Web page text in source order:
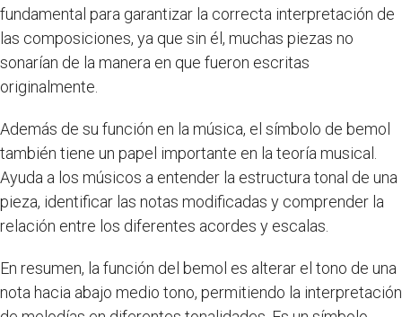
fundamental para garantizar la correcta interpretación de
las composiciones, ya que sin él, muchas piezas no
sonarían de la manera en que fueron escritas
originalmente.
Además de su función en la música, el símbolo de bemol
también tiene un papel importante en la teoría musical.
Ayuda a los músicos a entender la estructura tonal de una
pieza, identificar las notas modificadas y comprender la
relación entre los diferentes acordes y escalas.
En resumen, la función del bemol es alterar el tono de una
nota hacia abajo medio tono, permitiendo la interpretación